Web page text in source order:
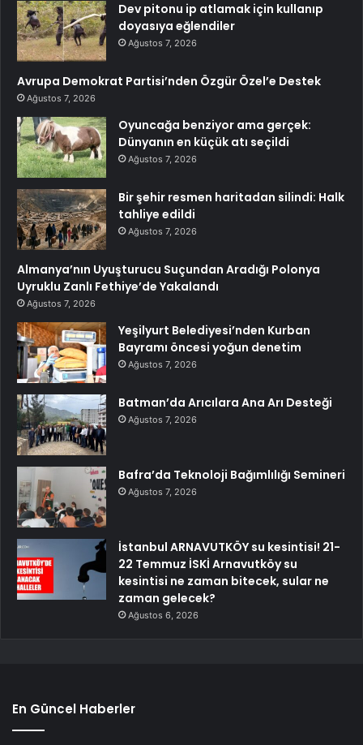
Dev pitonu ip atlamak için kullanıp
doyasıya eğlendiler
Ağustos 7, 2026
Avrupa Demokrat Partisi’nden Özgür Özel’e Destek
Ağustos 7, 2026
Oyuncağa benziyor ama gerçek:
Dünyanın en küçük atı seçildi
Ağustos 7, 2026
Bir şehir resmen haritadan silindi: Halk
tahliye edildi
Ağustos 7, 2026
Almanya’nın Uyuşturucu Suçundan Aradığı Polonya
Uyruklu Zanlı Fethiye’de Yakalandı
Ağustos 7, 2026
Yeşilyurt Belediyesi’nden Kurban
Bayramı öncesi yoğun denetim
Ağustos 7, 2026
Batman’da Arıcılara Ana Arı Desteği
Ağustos 7, 2026
Bafra’da Teknoloji Bağımlılığı Semineri
Ağustos 7, 2026
İstanbul ARNAVUTKÖY su kesintisi! 21-
22 Temmuz İSKİ Arnavutköy su
kesintisi ne zaman bitecek, sular ne
zaman gelecek?
Ağustos 6, 2026
En Güncel Haberler